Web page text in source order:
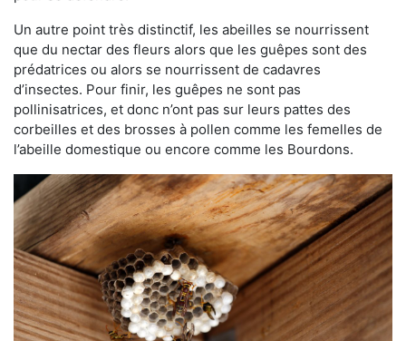
Un autre point très distinctif, les abeilles se nourrissent
que du nectar des fleurs alors que les guêpes sont des
prédatrices ou alors se nourrissent de cadavres
d’insectes. Pour finir, les guêpes ne sont pas
pollinisatrices, et donc n’ont pas sur leurs pattes des
corbeilles et des brosses à pollen comme les femelles de
l’abeille domestique ou encore comme les Bourdons.